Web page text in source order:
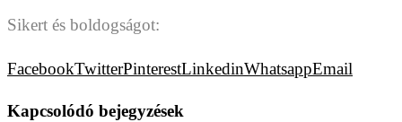
Sikert és boldogságot:
FacebookTwitterPinterestLinkedinWhatsappEmail
Kapcsolódó bejegyzések